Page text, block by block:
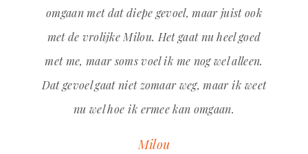
omgaan met dat diepe gevoel, maar juist ook
met de vrolijke Milou. Het gaat nu heel goed
met me, maar soms voel ik me nog wel alleen.
Dat gevoel gaat niet zomaar weg, maar ik weet
nu wel hoe ik ermee kan omgaan.
Milou